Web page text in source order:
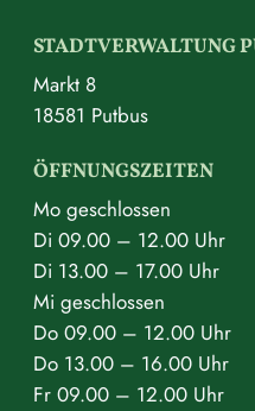
STADTVERWALTUNG
Markt 8
18581 Putbus
ÖFFNUNGSZEITEN
Mo geschlossen
Di 09.00 – 12.00 Uhr
Di 13.00 – 17.00 Uhr
Mi geschlossen
Do 09.00 – 12.00 Uhr
Do 13.00 – 16.00 Uhr
Fr 09.00 – 12.00 Uhr